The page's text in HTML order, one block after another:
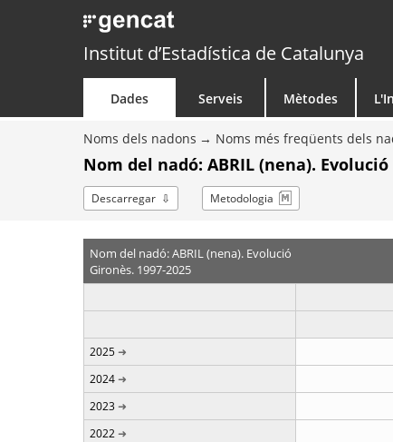
Institut d’Estadística de Catalunya
Dades Serveis Mètodes
Noms dels nadons Noms més freqüents dels
Nom del nadó: ABRIL (nena). Evolució
Descarregar Metodologia
Nom del nadó: ABRIL (nena). Evolució
Gironès. 1997-2025
2025
2024
2023
2022